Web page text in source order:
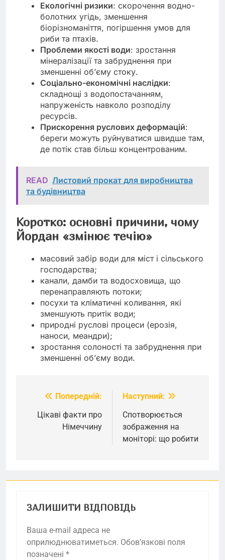
Екологічні ризики: скорочення водно-
болотних угідь, зменшення
біорізноманіття, погіршення умов для
риби та птахів.
Проблеми якості води: зростання
мінералізації та забруднення при
зменшенні об’єму стоку.
Соціально-економічні наслідки:
складнощі з водопостачанням,
напруженість навколо розподілу
ресурсів.
Прискорення руслових деформацій:
береги можуть руйнуватися швидше там,
де потік став більш концентрованим.
READ Листовий прокат для виробництва
та будівництва
Коротко: основні причини, чому
Йордан «змінює течію»
масовий забір води для міст і сільського
господарства;
канали, дамби та водосховища, що
перенаправляють потоки;
посухи та кліматичні коливання, які
зменшують притік води;
природні руслові процеси (ерозія,
наноси, меандри);
зростання солоності та забруднення при
зменшенні об’єму води.
Навігація
записів
Попередній:
Цікаві факти про
Німеччину
Наступний:
Спотворюється
зображення на
моніторі: що робити
ЗАЛИШИТИ ВІДПОВІДЬ
Ваша e-mail адреса не
оприлюднюватиметься. Обов’язкові поля
позначені *